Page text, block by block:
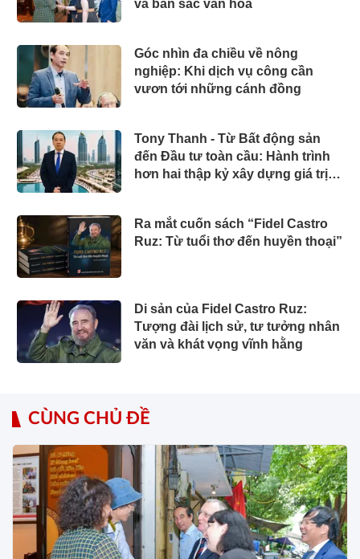
và bản sắc văn hóa
Góc nhìn đa chiều về nông
nghiệp: Khi dịch vụ công cần
vươn tới những cánh đồng
Tony Thanh - Từ Bất động sản
đến Đầu tư toàn cầu: Hành trình
hơn hai thập kỷ xây dựng giá trị
Ra mắt cuốn sách “Fidel Castro
Ruz: Từ tuổi thơ đến huyền thoại”
Di sản của Fidel Castro Ruz:
Tượng đài lịch sử, tư tưởng nhân
văn và khát vọng vĩnh hằng
CÙNG CHỦ ĐỀ